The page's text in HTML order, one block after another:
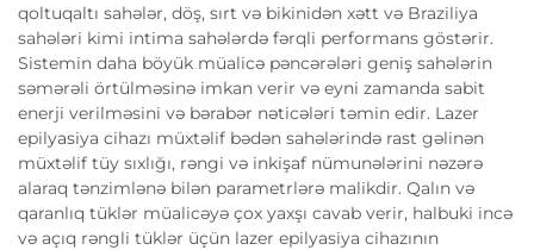
qoltuqaltı sahələr, döş, sırt və bikinidən xətt və Braziliya
sahələri kimi intima sahələrdə fərqli performans göstərir.
Sistemin daha böyük müalicə pəncərələri geniş sahələrin
səmərəli örtülməsinə imkan verir və eyni zamanda sabit
enerji verilməsini və bərabər nəticələri təmin edir. Lazer
epilyasiya cihazı müxtəlif bədən sahələrində rast gəlinən
müxtəlif tüy sıxlığı, rəngi və inkişaf nümunələrini nəzərə
alaraq tənzimlənə bilən parametrlərə malikdir. Qalın və
qaranlıq tüklər müalicəyə çox yaxşı cavab verir, halbuki incə
və açıq rəngli tüklər üçün lazer epilyasiya cihazının